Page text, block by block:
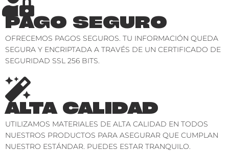
PAGO SEGURO
OFRECEMOS PAGOS SEGUROS. TU INFORMACIÓN QUEDA
SEGURA Y ENCRIPTADA A TRAVÉS DE UN CERTIFICADO DE
SEGURIDAD SSL 256 BITS.
ALTA CALIDAD
UTILIZAMOS MATERIALES DE ALTA CALIDAD EN TODOS
NUESTROS PRODUCTOS PARA ASEGURAR QUE CUMPLAN
NUESTRO ESTÁNDAR. PUEDES ESTAR TRANQUILO.